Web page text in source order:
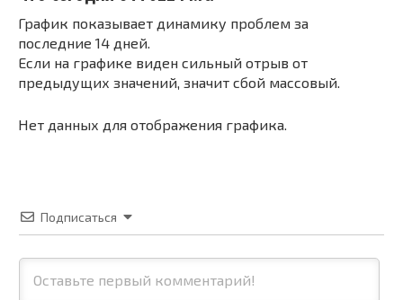
График показывает динамику проблем за
последние 14 дней.
Если на графике виден сильный отрыв от
предыдущих значений, значит сбой массовый.
Нет данных для отображения графика.
Подписаться